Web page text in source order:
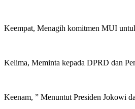
Keempat, Menagih komitmen MUI
Kelima, Meminta kepada DPRD dan
Keenam, ” Menuntut Presiden Jokowi